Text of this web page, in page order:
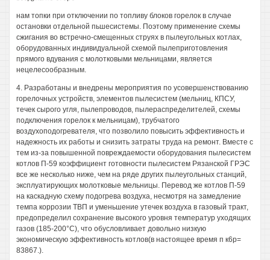
нам топки при отключении по топливу блоков горелок в случае
остановки отдельной пьшесистемы. Поэтому применение схемы
сжигания во встречно-смещенных струях в пылеугольных котлах,
оборудованных индивидуальной схемой пылеприготовления
прямого вдувания с молотковыми мельницами, является
нецелесообразным.
4. Разработаны и внедрены мероприятия по усовершенствованию
горелочных устройств, элементов пылесистем (мельниц, КПСУ,
течек сырого угля, пылепроводов, пылераспределителей, схемы
подключения горелок к мельницам), трубчатого
воздухоподогревателя, что позволило повысить эффективность и
надежность их работы и снизить затраты труда на ремонт. Вместе с
тем из-за повышенной повреждаемости оборудования пылесистем
котлов П-59 коэффициент готовности пылесистем Рязанской ГРЭС
все же несколько ниже, чем на ряде других пылеугольных станций,
эксплуатирующих молотковые мельницы. Перевод же котлов П-59
на каскадную схему подогрева воздуха, несмотря на замедление
темпа коррозии ТВП и уменьшение утечек воздуха в газовый тракт,
предопределил сохранение высокого уровня температур уходящих
газов (185-200°С), что обусловливает довольно низкую
экономическую эффективность котлов(в настоящее время п к6р=
83867.).